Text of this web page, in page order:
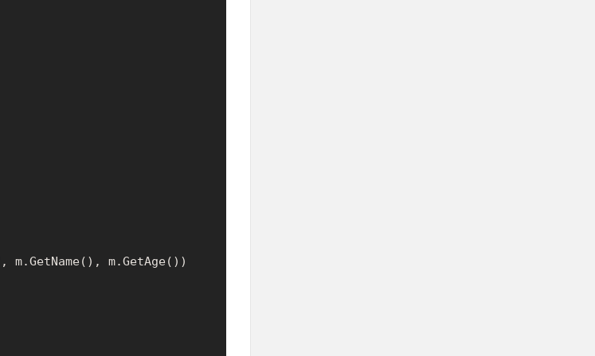
, m.GetName(), m.GetAge())